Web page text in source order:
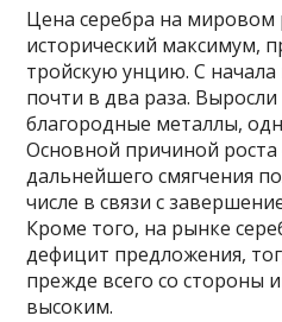
Цена серебра на мировом
исторический максимум,
тройскую унцию. С
почти в два раза.
благородные металлы,
Основной причиной
дальнейшего смягчения
числе в связи с
Кроме того, на рынке
дефицит предложения,
прежде всего со стороны
высоким.